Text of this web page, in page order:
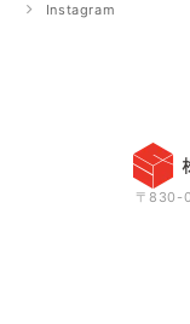
Instagram
〒830-